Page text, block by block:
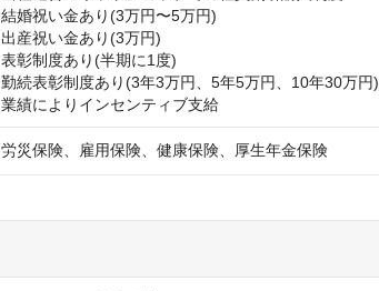
結婚祝い金あり(3万円〜5万円)
出産祝い金あり(3万円)
表彰制度あり(半期に1度)
勤続表彰制度あり(3年3万円、5年5万円、10年30万円)
業績によりインセンティブ支給
労災保険、雇用保険、健康保険、厚生年金保険